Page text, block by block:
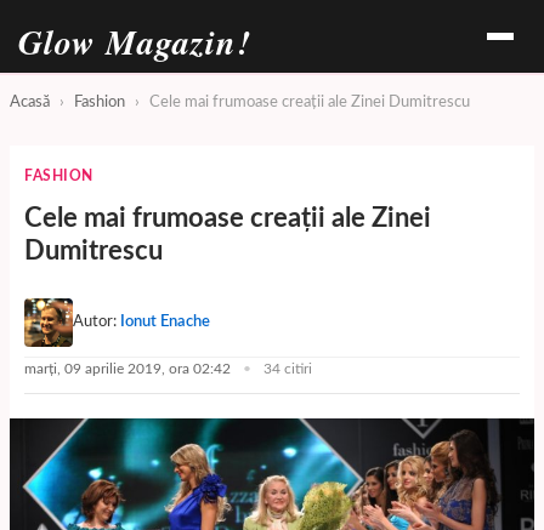
Glow Magazin!
Acasă › Fashion › Cele mai frumoase creaţii ale Zinei Dumitrescu
FASHION
Cele mai frumoase creaţii ale Zinei
Dumitrescu
Autor: Ionut Enache
marți, 09 aprilie 2019, ora 02:42 34 citiri